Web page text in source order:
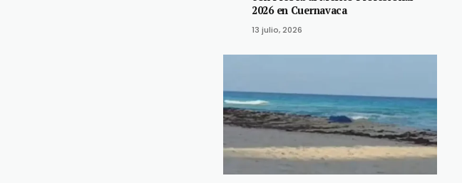
2026 en Cuernavaca
13 julio, 2026